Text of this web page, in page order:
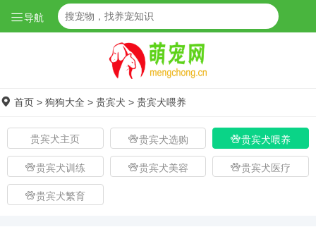
导航
首页 > 狗狗大全 > 贵宾犬 > 贵宾犬喂养
贵宾犬主页 贵宾犬选购 贵宾犬喂养
贵宾犬训练 贵宾犬美容 贵宾犬医疗
贵宾犬繁育